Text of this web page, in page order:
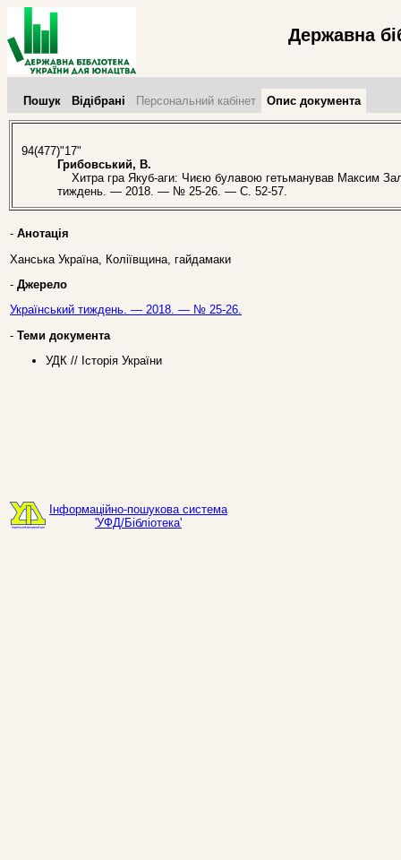
Державна
Пошук Відібрані Персональний кабінет Опис документа
94(477)"17"
Грибовський, В.
Хитра гра Якуб-аги: Чиєю булавою гетьманував Максим
тиждень. — 2018. — № 25-26. — С. 52-57.
- Анотація
Ханська Україна, Коліївщина, гайдамаки
- Джерело
Український тиждень. — 2018. — № 25-26.
- Теми документа
УДК // Історія України
Інформаційно-пошукова система
'УФД/Бібліотека'